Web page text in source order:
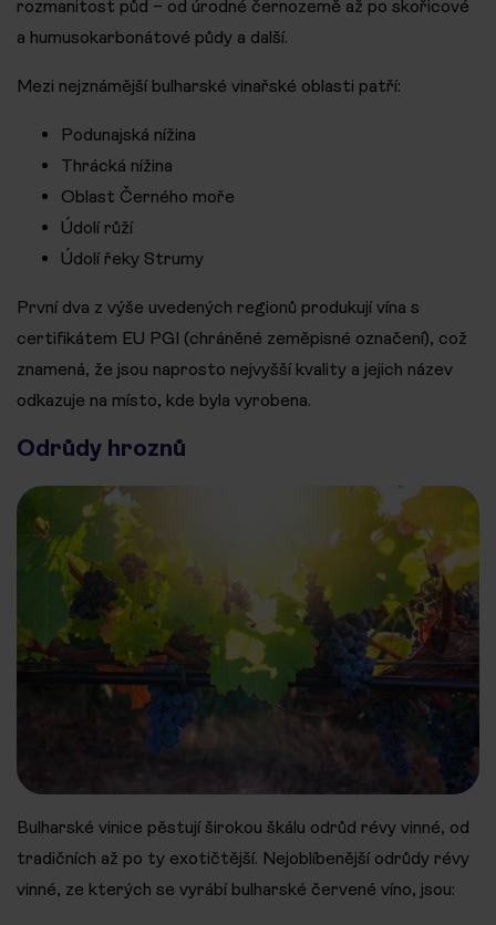
rozmanitost půd – od úrodné černozemě až po skořicové
a humusokarbonátové půdy a další.
Mezi nejznámější bulharské vinařské oblasti patří:
Podunajská nížina
Thrácká nížina
Oblast Černého moře
Údolí růží
Údolí řeky Strumy
První dva z výše uvedených regionů produkují vína s
certifikátem EU PGI (chráněné zeměpisné označení), což
znamená, že jsou naprosto nejvyšší kvality a jejich název
odkazuje na místo, kde byla vyrobena.
Odrůdy hroznů
Bulharské vinice pěstují širokou škálu odrůd révy vinné, od
tradičních až po ty exotičtější. Nejoblíbenější odrůdy révy
vinné, ze kterých se vyrábí bulharské červené víno, jsou: